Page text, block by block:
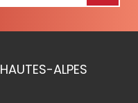
HAUTES-ALPES